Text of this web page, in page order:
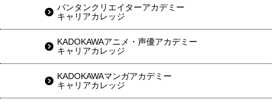
バンタンクリエイターアカデミー
キャリアカレッジ
KADOKAWAアニメ・声優アカデミー
キャリアカレッジ
KADOKAWAマンガアカデミー
キャリアカレッジ